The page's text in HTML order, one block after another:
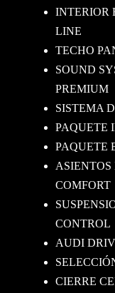
INTERIOR
LINE
TECHO
SOUND
PREMIUM
SISTEMA
PAQUETE
PAQUETE
ASIENTOS
COMFORT
CONTROL
AUDI
CIERRE